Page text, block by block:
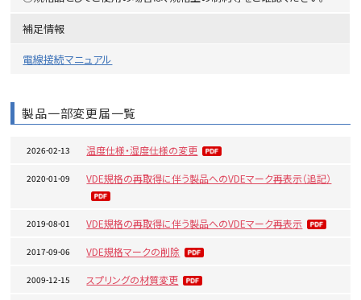
補足情報
電線接続マニュアル
製品一部変更届一覧
2026-02-13 温度仕様・湿度仕様の変更
2020-01-09 VDE規格の再取得に伴う製品へのVDEマーク再表示（追記）
2019-08-01 VDE規格の再取得に伴う製品へのVDEマーク再表示
2017-09-06 VDE規格マークの削除
2009-12-15 スプリングの材質変更